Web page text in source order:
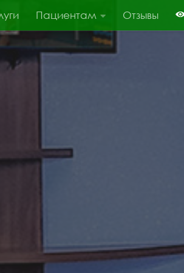
Пациентам Отзывы